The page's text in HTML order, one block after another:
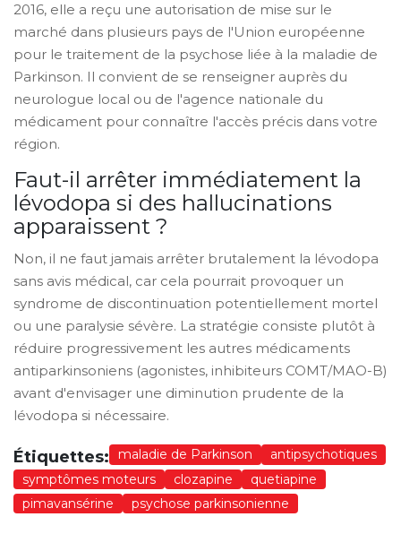
2016, elle a reçu une autorisation de mise sur le
marché dans plusieurs pays de l'Union européenne
pour le traitement de la psychose liée à la maladie de
Parkinson. Il convient de se renseigner auprès du
neurologue local ou de l'agence nationale du
médicament pour connaître l'accès précis dans votre
région.
Faut-il arrêter immédiatement la
lévodopa si des hallucinations
apparaissent ?
Non, il ne faut jamais arrêter brutalement la lévodopa
sans avis médical, car cela pourrait provoquer un
syndrome de discontinuation potentiellement mortel
ou une paralysie sévère. La stratégie consiste plutôt à
réduire progressivement les autres médicaments
antiparkinsoniens (agonistes, inhibiteurs COMT/MAO-B)
avant d'envisager une diminution prudente de la
lévodopa si nécessaire.
Étiquettes: maladie de Parkinson
antipsychotiques
symptômes moteurs
clozapine
quetiapine
pimavansérine
psychose parkinsonienne